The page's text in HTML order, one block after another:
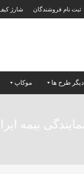
ثبت نام فروشندگان شارژ
دیگر طرح ها موکاپ
بیمه